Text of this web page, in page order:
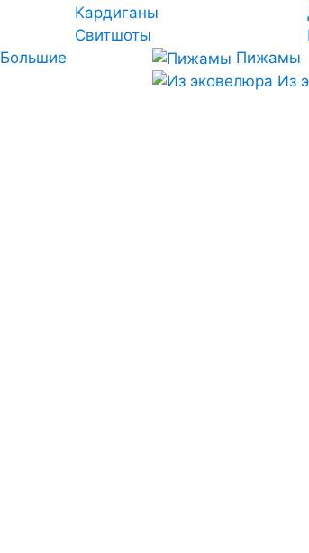
Кардиганы
Свитшоты
Большие
Пижамы
Из